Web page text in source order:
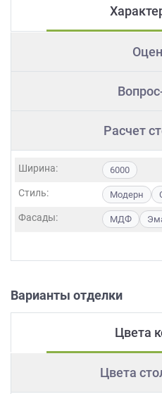
Расчет
Ширина: 6000
Стиль: Модерн
Фасады: МДФ
Варианты отделки
Цвета
Цвета